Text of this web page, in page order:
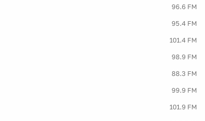
96.6 FM
95.4 FM
101.4 FM
98.9 FM
88.3 FM
99.9 FM
101.9 FM